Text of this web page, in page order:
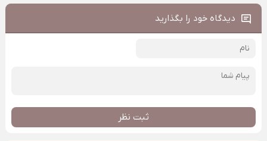
دیدگاه خود را بگذارید
ثبت نظر